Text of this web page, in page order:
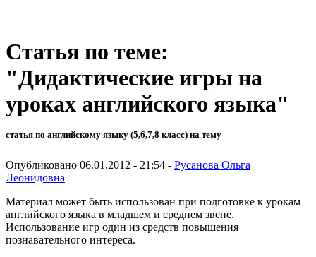
Статья по теме:
"Дидактические игры на
уроках английского языка"
статья по английскому языку (5,6,7,8 класс) на тему
Опубликовано 06.01.2012 - 21:54 - Русанова Ольга
Леонидовна
Материал может быть использован при подготовке к урокам
английского языка в младшем и среднем звене.
Использование игр один из средств повышения
познавательного интереса.